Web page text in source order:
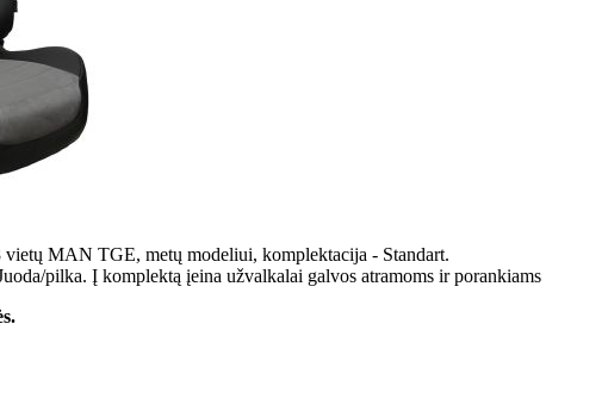
MAN TGE, metų modeliui, komplektacija - Standart.
pilka. Į komplektą įeina užvalkalai galvos atramoms ir porankiams